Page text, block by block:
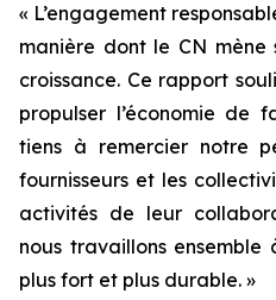
« L’engagement
manière dont le CN mène
croissance. Ce rapport
propulser l’économie de
tiens à remercier notre
fournisseurs et les
activités de leur
nous travaillons
plus fort et plus